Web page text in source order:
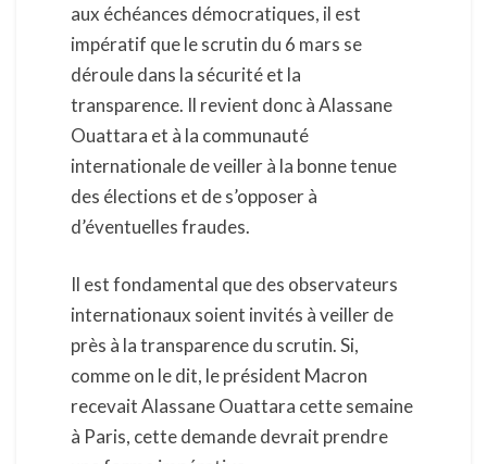
aux échéances démocratiques, il est
impératif que le scrutin du 6 mars se
déroule dans la sécurité et la
transparence. Il revient donc à Alassane
Ouattara et à la communauté
internationale de veiller à la bonne tenue
des élections et de s’opposer à
d’éventuelles fraudes.
Il est fondamental que des observateurs
internationaux soient invités à veiller de
près à la transparence du scrutin. Si,
comme on le dit, le président Macron
recevait Alassane Ouattara cette semaine
à Paris, cette demande devrait prendre